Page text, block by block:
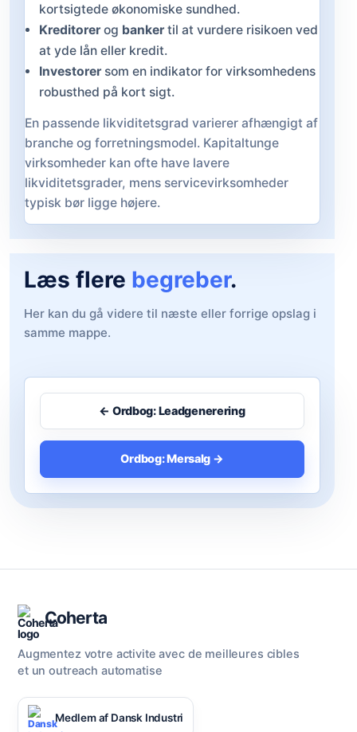
kortsigtede økonomiske sundhed.
Kreditorerog bankertil at vurdere risikoen ved
at yde lån eller kredit.
Investorersom en indikator for virksomhedens
robusthed på kort sigt.
En passende likviditetsgrad varierer afhængigt af
branche og forretningsmodel. Kapitaltunge
virksomheder kan ofte have lavere
likviditetsgrader, mens servicevirksomheder
typisk bør ligge højere.
Læs flere begreber.
Her kan du gå videre til næste eller forrige opslag i
samme mappe.
← Ordbog: Leadgenerering
Ordbog: Mersalg →
Coherta
Augmentez votre activite avec de meilleures cibles
et un outreach automatise
Medlem af Dansk Industri